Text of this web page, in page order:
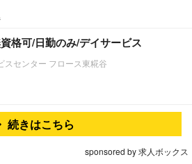
格可/日勤のみ/デイサービス
スセンター フロース東糀谷
続きはこちら
sponsored by 求人ボックス